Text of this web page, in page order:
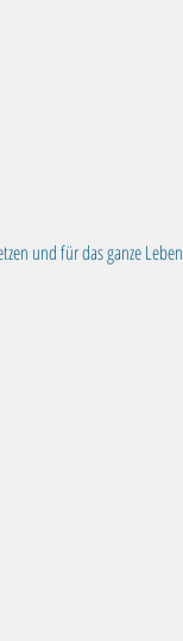
und für das ganze Leben